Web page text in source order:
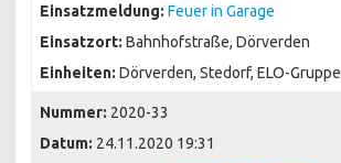
Einsatzmeldung: Feuer in Garage
Einsatzort: Bahnhofstraße, Dörverden
Einheiten: Dörverden, Stedorf, ELO-Gruppe
Nummer: 2020-33
Datum: 24.11.2020 19:31